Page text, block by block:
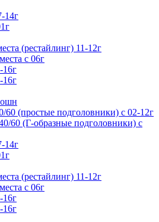
14г
(рестайлинг) 11-12г
с 06г
16г
16г
60 (простые подголовники) с 02-12г
60 (Г-образные подголовники) с
14г
(рестайлинг) 11-12г
с 06г
16г
16г